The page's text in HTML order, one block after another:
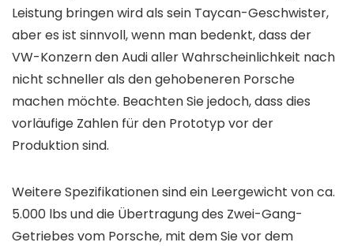
Leistung bringen wird als sein Taycan-Geschwister,
aber es ist sinnvoll, wenn man bedenkt, dass der
VW-Konzern den Audi aller Wahrscheinlichkeit nach
nicht schneller als den gehobeneren Porsche
machen möchte. Beachten Sie jedoch, dass dies
vorläufige Zahlen für den Prototyp vor der
Produktion sind.
Weitere Spezifikationen sind ein Leergewicht von ca.
5.000 lbs und die Übertragung des Zwei-Gang-
Getriebes vom Porsche, mit dem Sie vor dem